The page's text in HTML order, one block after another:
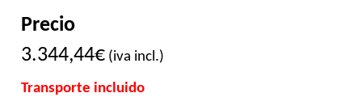
Precio
3.344,44€ (iva incl.)
Transporte incluido